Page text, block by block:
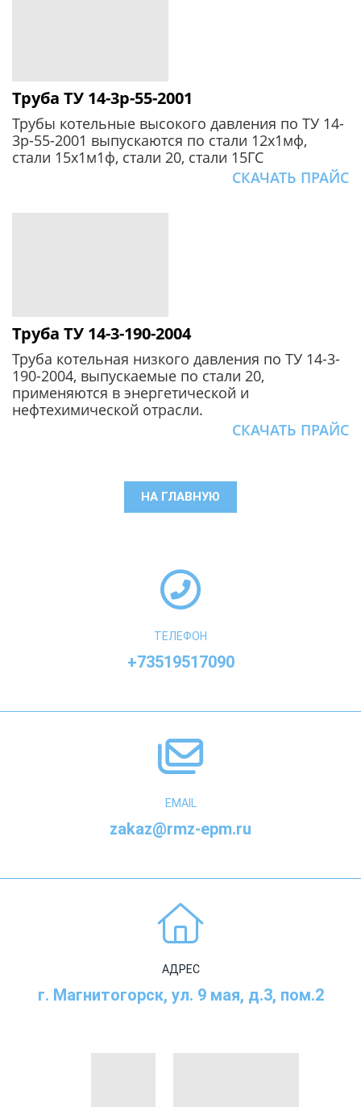
Труба ТУ 14-3р-55-2001
Трубы котельные высокого давления по ТУ 14-
3р-55-2001 выпускаются по стали 12х1мф,
стали 15х1м1ф, стали 20, стали 15ГС
СКАЧАТЬ ПРАЙС
Труба ТУ 14-3-190-2004
Труба котельная низкого давления по ТУ 14-3-
190-2004, выпускаемые по стали 20,
применяются в энергетической и
нефтехимической отрасли.
СКАЧАТЬ ПРАЙС
НА ГЛАВНУЮ
ТЕЛЕФОН
+73519517090
EMAIL
zakaz@rmz-epm.ru
АДРЕС
г. Магнитогорск, ул. 9 мая, д.3, пом.2